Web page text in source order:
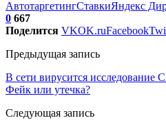
АвтотаргетингСтавкиЯндекс
0 667
Поделится VKOK.ruFacebook
Предыдущая запись
В сети вирусится исследование
Фейк или утечка?
Следующая запись